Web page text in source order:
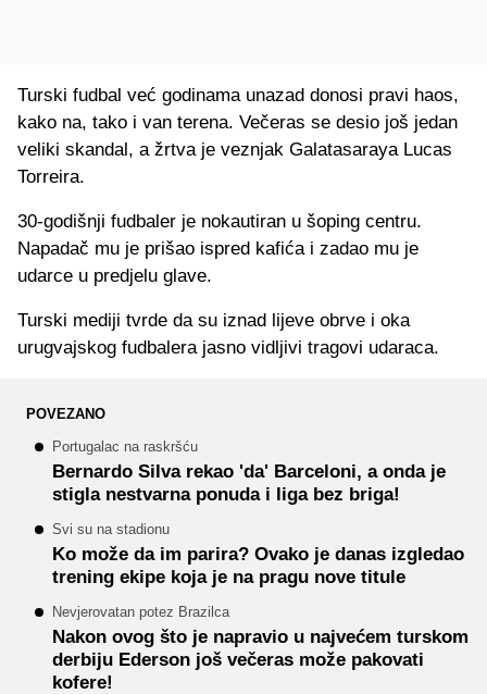
Turski fudbal već godinama unazad donosi pravi haos,
kako na, tako i van terena. Večeras se desio još jedan
veliki skandal, a žrtva je veznjak Galatasaraya Lucas
Torreira.
30-godišnji fudbaler je nokautiran u šoping centru.
Napadač mu je prišao ispred kafića i zadao mu je
udarce u predjelu glave.
Turski mediji tvrde da su iznad lijeve obrve i oka
urugvajskog fudbalera jasno vidljivi tragovi udaraca.
POVEZANO
Portugalac na raskršću
Bernardo Silva rekao 'da' Barceloni, a onda je
stigla nestvarna ponuda i liga bez briga!
Svi su na stadionu
Ko može da im parira? Ovako je danas izgledao
trening ekipe koja je na pragu nove titule
Nevjerovatan potez Brazilca
Nakon ovog što je napravio u najvećem turskom
derbiju Ederson još večeras može pakovati
kofere!